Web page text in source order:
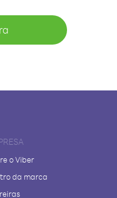
o Viber
da marca